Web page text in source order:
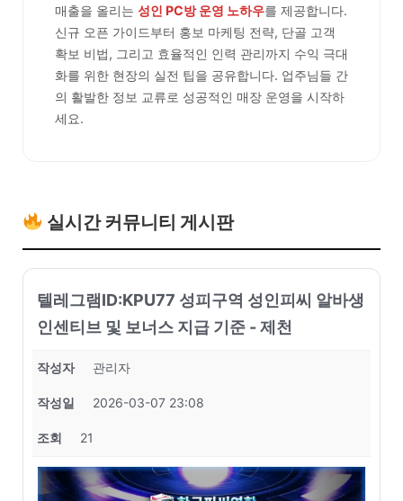
매출을 올리는 성인 PC방 운영 노하우를 제공합니다.
신규 오픈 가이드부터 홍보 마케팅 전략, 단골 고객
확보 비법, 그리고 효율적인 인력 관리까지 수익 극대
화를 위한 현장의 실전 팁을 공유합니다. 업주님들 간
의 활발한 정보 교류로 성공적인 매장 운영을 시작하
세요.
실시간 커뮤니티 게시판
텔레그램ID:KPU77 성피구역 성인피씨 알바생
인센티브 및 보너스 지급 기준 - 제천
작성자 관리자
작성일 2026-03-07 23:08
조회 21